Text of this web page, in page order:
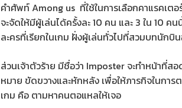
คำศัพท์ Among us ที่ใช้ในการเลือกคาแรคเต
จะจัดให้มีผู้เล่นได้ครั้งละ 10 คน และ 3 ใน 10
ละครที่เรียกในเกม ฝั่งผู้เล่นทั่วไปที่สวมบทนักบิ
ส่วนเจ้าตัวร้าย มีชื่อว่า Imposter จะทำหน้าที่ส
หมาย ขัดขวางและหักหลัง เพื่อให้ภารกิจในกา
เกม คือ ตามหาคนตอแหลให้เจอ